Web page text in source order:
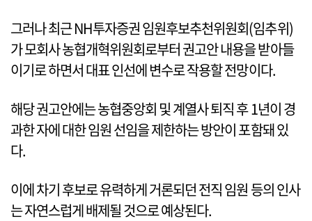
그러나 최근 NH투자증권 임원후보추천위원회(임추위)
가 모회사 농협개혁위원회로부터 권고안 내용을 받아들
이기로 하면서 대표 인선에 변수로 작용할 전망이다.
해당 권고안에는 농협중앙회 및 계열사 퇴직 후 1년이 경
과한 자에 대한 임원 선임을 제한하는 방안이 포함돼 있
다.
이에 차기 후보로 유력하게 거론되던 전직 임원 등의 인사
는 자연스럽게 배제될 것으로 예상된다.